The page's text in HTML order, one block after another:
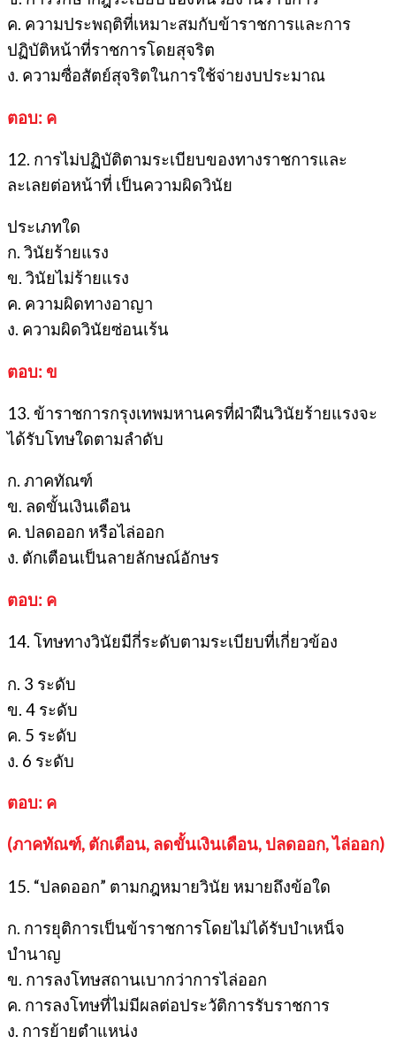
ค. ความประพฤติที่เหมาะสมกับข้าราชการและการ
ปฏิบัติหน้าที่ราชการโดยสุจริต
ง. ความซื่อสัตย์สุจริตในการใช้จ่ายงบประมาณ
ตอบ: ค
12. การไม่ปฏิบัติตามระเบียบของทางราชการและ
ละเลยต่อหน้าที่ เป็นความผิดวินัย
ประเภทใด
ก. วินัยร้ายแรง
ข. วินัยไม่ร้ายแรง
ค. ความผิดทางอาญา
ง. ความผิดวินัยซ่อนเร้น
ตอบ: ข
13. ข้าราชการกรุงเทพมหานครที่ฝ่าฝืนวินัยร้ายแรงจะ
ได้รับโทษใดตามลำดับ
ก. ภาคทัณฑ์
ข. ลดขั้นเงินเดือน
ค. ปลดออก หรือไล่ออก
ง. ตักเตือนเป็นลายลักษณ์อักษร
ตอบ: ค
14. โทษทางวินัยมีกี่ระดับตามระเบียบที่เกี่ยวข้อง
ก. 3 ระดับ
ข. 4 ระดับ
ค. 5 ระดับ
ง. 6 ระดับ
ตอบ: ค
(ภาคทัณฑ์, ตักเตือน, ลดขั้นเงินเดือน, ปลดออก, ไล่ออก)
15. “ปลดออก” ตามกฎหมายวินัย หมายถึงข้อใด
ก. การยุติการเป็นข้าราชการโดยไม่ได้รับบำเหน็จ
บำนาญ
ข. การลงโทษสถานเบากว่าการไล่ออก
ค. การลงโทษที่ไม่มีผลต่อประวัติการรับราชการ
ง. การย้ายตำแหน่ง